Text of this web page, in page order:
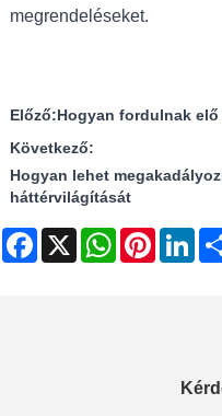
megrendeléseket.
Előző:Hogyan fordulnak
Következő:
Hogyan lehet
háttérvilágítását
Facebook
X WhatsAppPinterest